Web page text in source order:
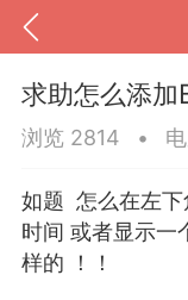
求助怎么添加
浏览 2814 •
如题 怎么在左下
时间 或者显示一
样的 ！！